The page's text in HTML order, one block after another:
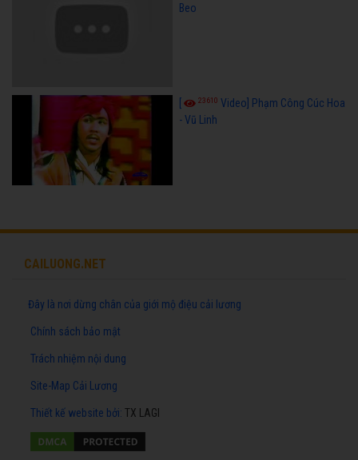
Beo
23610 Video] Phạm Công Cúc Hoa
- Vũ Linh
CAILUONG.NET
Đây là nơi dừng chân của giới mộ điệu cải lương
Chính sách bảo mật
Trách nhiệm nội dung
Site-Map Cải Lương
Thiết kế website bởi: TX LAGI